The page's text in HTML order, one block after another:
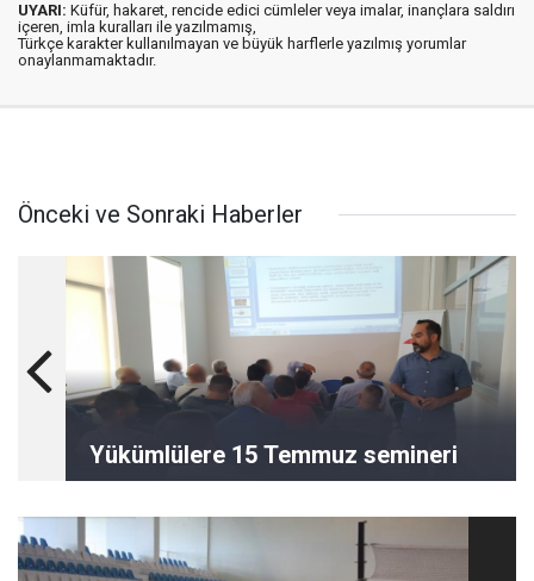
UYARI: Küfür, hakaret, rencide edici cümleler veya imalar, inançlara saldırı
içeren, imla kuralları ile yazılmamış,
Türkçe karakter kullanılmayan ve büyük harflerle yazılmış yorumlar
onaylanmamaktadır.
Önceki ve Sonraki Haberler
Yükümlülere 15 Temmuz semineri